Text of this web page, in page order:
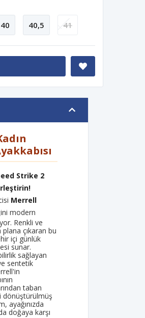
40 40,5 41
Strike 2
Merrell
modern
Renkli ve
çıkaran bu
içi günlük
sunar.
sağlayan
sentetik
taban
dönüştürülmüş
ayağınızda
doğaya karşı